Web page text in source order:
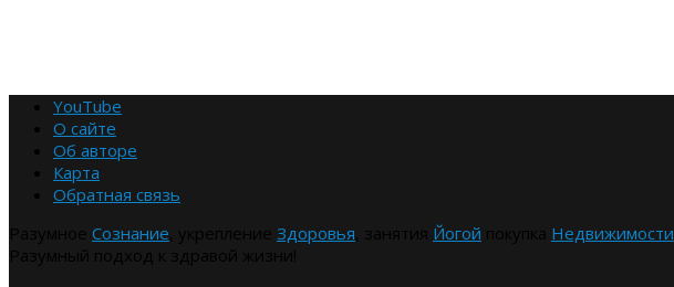
YouTube
О сайте
Об авторе
Карта
Обратная связь
Сознание Здоровья Йогой Недвижимости